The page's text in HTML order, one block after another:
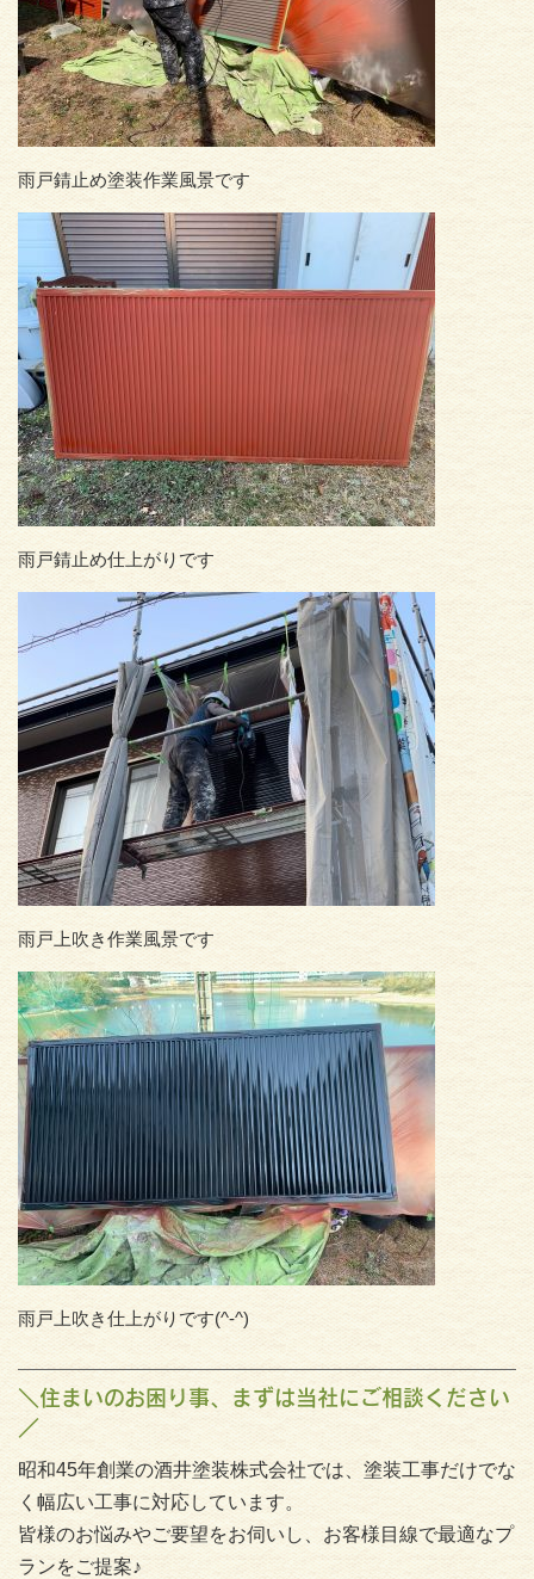
雨戸錆止め塗装作業風景です
雨戸錆止め仕上がりです
雨戸上吹き作業風景です
雨戸上吹き仕上がりです(^-^)
＼住まいのお困り事、まずは当社にご相談ください
／
昭和45年創業の酒井塗装株式会社では、塗装工事だけでな
く幅広い工事に対応しています。
皆様のお悩みやご要望をお伺いし、お客様目線で最適なプ
ランをご提案♪